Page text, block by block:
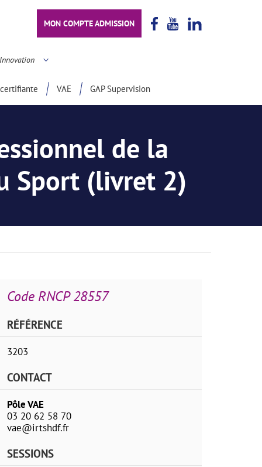
MON COMPTE ADMISSION
Innovation
VAE GAP Supervision
de la
Sport (livret 2)
Code RNCP 28557
RÉFÉRENCE
3203
CONTACT
Pôle VAE
03 20 62 58 70
vae@irtshdf.fr
SESSIONS